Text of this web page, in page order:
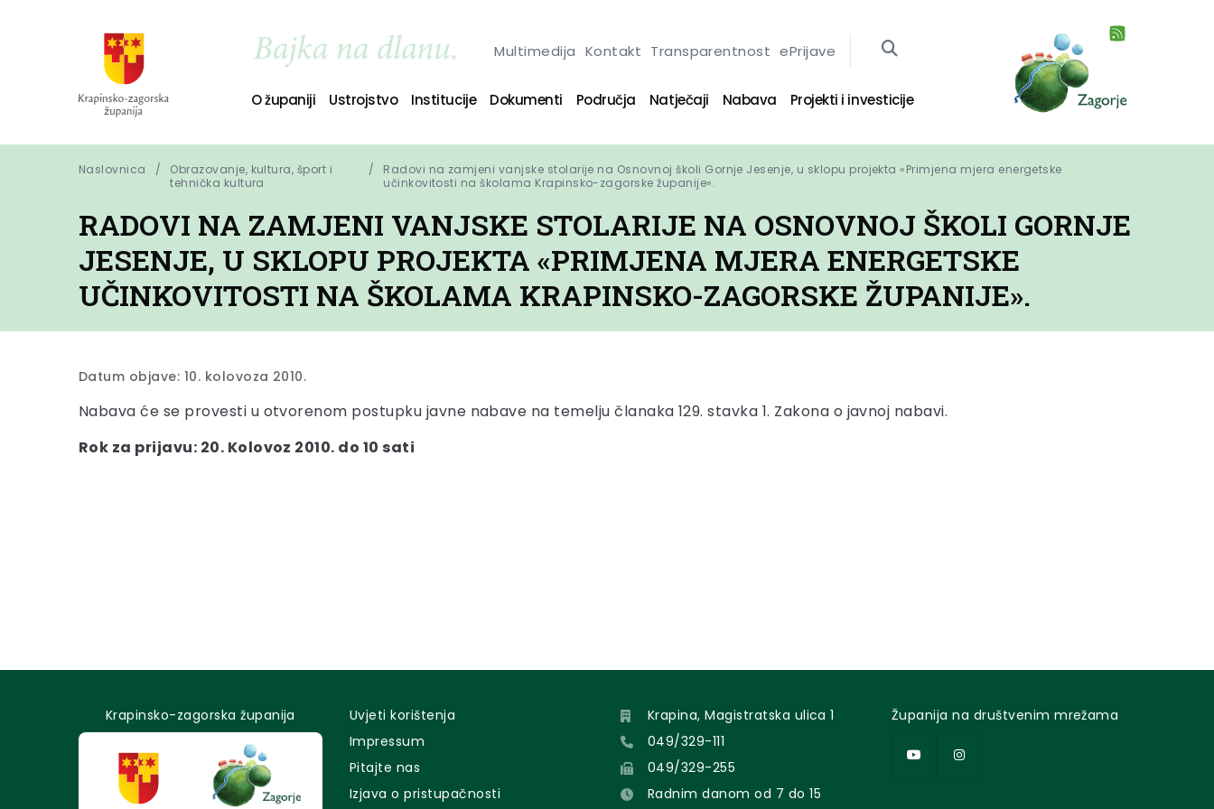
Multimedija Kontakt Transparentnost ePrijave
O županiji Ustrojstvo Institucije Dokumenti Područja Natječaji Nabava Projekti i investicije
Naslovnica
Obrazovanje, kultura, šport i
tehnička kultura
Radovi na zamjeni vanjske stolarije na Osnovnoj školi Gornje Jesenje, u sklopu projekta «Primjena mjera energetske
učinkovitosti na školama Krapinsko-zagorske županije».
RADOVI NA ZAMJENI VANJSKE STOLARIJE NA OSNOVNOJ ŠKOLI GORNJE
JESENJE, U SKLOPU PROJEKTA «PRIMJENA MJERA ENERGETSKE
UČINKOVITOSTI NA ŠKOLAMA KRAPINSKO-ZAGORSKE ŽUPANIJE».
Datum objave: 10. kolovoza 2010.
Nabava će se provesti u otvorenom postupku javne nabave na temelju članaka 129. stavka 1. Zakona o javnoj nabavi.
Rok za prijavu: 20. Kolovoz 2010. do 10 sati
Krapinsko-zagorska županija
Uvjeti korištenja
Impressum
Pitajte nas
Izjava o pristupačnosti
Krapina, Magistratska ulica 1
049/329-111
049/329-255
Radnim danom od 7 do 15
Županija na društvenim mrežama